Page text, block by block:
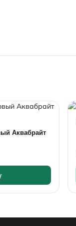
Аквабрайт